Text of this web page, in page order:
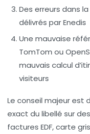
Des erreurs dans
délivrés par Enedis
Une mauvaise
TomTom ou
mauvais calcul
visiteurs
Le conseil majeur est
exact du libellé sur des
factures EDF, carte